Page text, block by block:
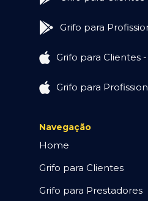
Grifo para
Grifo para Clientes -
Grifo para
Navegação
Home
Grifo para Clientes
Grifo para Prestadores